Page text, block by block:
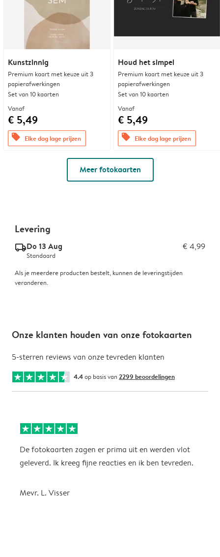
Kunstzinnig
Premium kaart met keuze uit 3
papierafwerkingen
Set van 10 kaarten
Vanaf
€ 5,49
offers Elke dag lage prijzen
Houd het simpel
Premium kaart met keuze uit 3
papierafwerkingen
Set van 10 kaarten
Vanaf
€ 5,49
offers Elke dag lage prijzen
Meer fotokaarten
Levering
delivery_standard_v2Do 13 Aug € 4,99
Standaard
Als je meerdere producten bestelt, kunnen de leveringstijden
veranderen.
Onze klanten houden van onze fotokaarten
5-sterren reviews van onze tevreden klanten
4.4op basis van 2299 beoordelingen
De fotokaarten zagen er prima uit en werden vlot
geleverd. Ik kreeg fijne reacties en ik ben tevreden.
Mevr. L. Visser